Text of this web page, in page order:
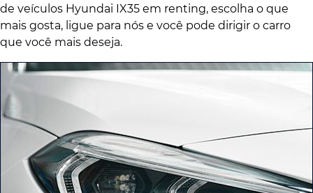
de veículos Hyundai IX35 em renting, escolha o que
mais gosta, ligue para nós e você pode dirigir o carro
que você mais deseja.